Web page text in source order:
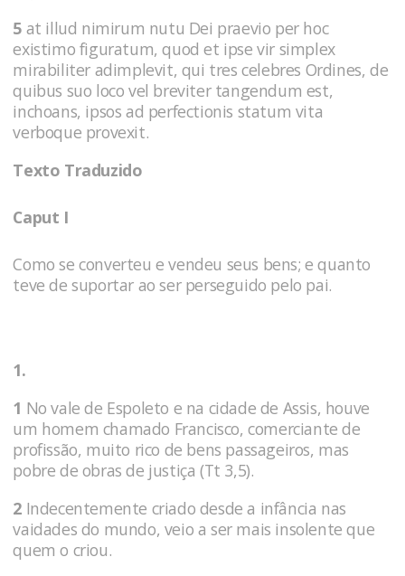
5 at illud nimirum nutu Dei praevio per hoc
existimo figuratum, quod et ipse vir simplex
mirabiliter adimplevit, qui tres celebres Ordines, de
quibus suo loco vel breviter tangendum est,
inchoans, ipsos ad perfectionis statum vita
verboque provexit.
Texto Traduzido
Caput I
Como se converteu e vendeu seus bens; e quanto
teve de suportar ao ser perseguido pelo pai.
1.
1 No vale de Espoleto e na cidade de Assis, houve
um homem chamado Francisco, comerciante de
profissão, muito rico de bens passageiros, mas
pobre de obras de justiça (Tt 3,5).
2 Indecentemente criado desde a infância nas
vaidades do mundo, veio a ser mais insolente que
quem o criou.